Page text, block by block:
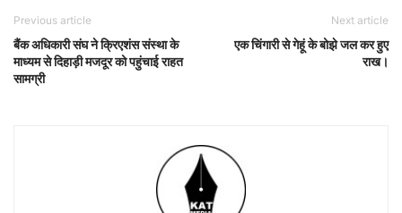
Previous article
बैंक अधिकारी संघ ने क्रिएशंस संस्था के
माध्यम से दिहाड़ी मजदूर को पहुंचाई राहत
सामग्री
Next article
एक चिंगारी से गेहूं के बोझे जल कर हुए
राख।